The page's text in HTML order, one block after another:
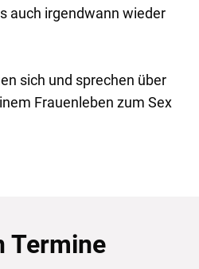
auch irgendwann wieder
sich und sprechen über
Frauenleben zum Sex
Termine